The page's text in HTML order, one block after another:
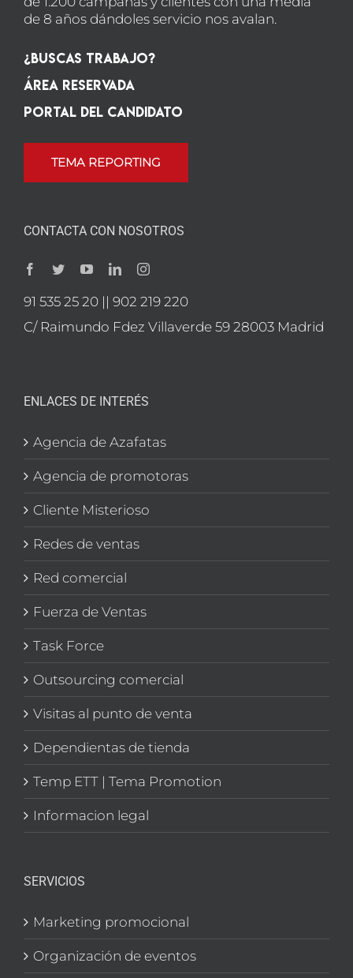
de 8 años dándoles servicio nos avalan.
¿Buscas Trabajo?
Área Reservada
Portal del candidato
TEMA REPORTING
CONTACTA CON NOSOTROS
91 535 25 20 || 902 219 220
C/ Raimundo Fdez Villaverde 59 28003 Madrid
ENLACES DE INTERÉS
Agencia de Azafatas
Agencia de promotoras
Cliente Misterioso
Redes de ventas
Red comercial
Fuerza de Ventas
Task Force
Outsourcing comercial
Visitas al punto de venta
Dependientas de tienda
Temp ETT | Tema Promotion
Informacion legal
SERVICIOS
Marketing promocional
Organización de eventos